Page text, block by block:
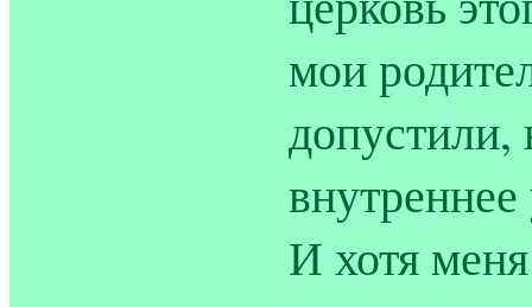
мои
допустили,
И хотя